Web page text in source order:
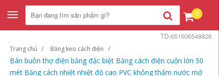
Toggle
navigation
0
Trang chủ Băng keo cách điện
Bán buôn thợ điện băng đặc biệt Băng cách điện cuộn lớn 50
mét Băng cách nhiệt nhiệt độ cao PVC không thấm nước mở
TD-651606548826